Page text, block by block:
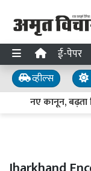
ई-पेपर
व्हील्स
नए कानून, बढ़ता